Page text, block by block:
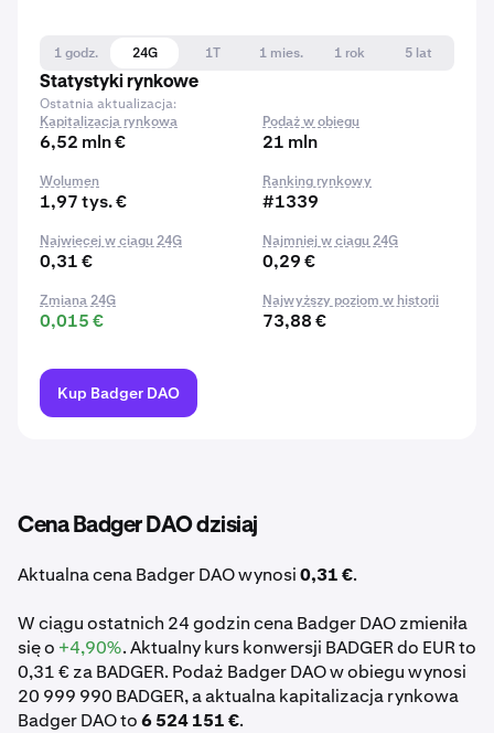
1 godz. 24G 1T 1 mies. 1 rok
5 lat
Statystyki rynkowe
Ostatnia aktualizacja:
Kapitalizacja rynkowa
6,52 mln €
Podaż w obiegu
21 mln
Wolumen
1,97 tys. €
Ranking rynkowy
#1339
Najwięcej w ciągu 24G
0,31 €
Najmniej w ciągu 24G
0,29 €
Zmiana 24G
0,015 €
Najwyższy poziom w historii
73,88 €
Kup Badger DAO
Cena Badger DAO dzisiaj
Aktualna cena Badger DAO wynosi0,31 €.
W ciągu ostatnich 24 godzin cena Badger DAO zmieniła
się o +4,90%. Aktualny kurs konwersji BADGER do EUR to
0,31 € za BADGER. Podaż Badger DAO w obiegu wynosi
20 999 990 BADGER, a aktualna kapitalizacja rynkowa
Badger DAO to6 524 151 €.